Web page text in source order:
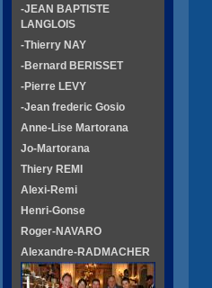
-JEAN BAPTISTE
LANGLOIS
-Thierry NAY
-Bernard BERISSET
-Pierre LEVY
-Jean frederic Gosio
Anne-Lise Martorana
Jo-Martorana
Thiery REMI
Alexi-Remi
Henri-Gonse
Roger-NAVARO
Alexandre-RADMACHER